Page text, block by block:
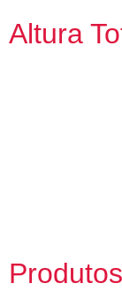
Altura